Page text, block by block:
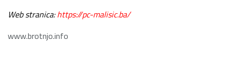
Web stranica:https://pc-malisic.ba/
www.brotnjo.info